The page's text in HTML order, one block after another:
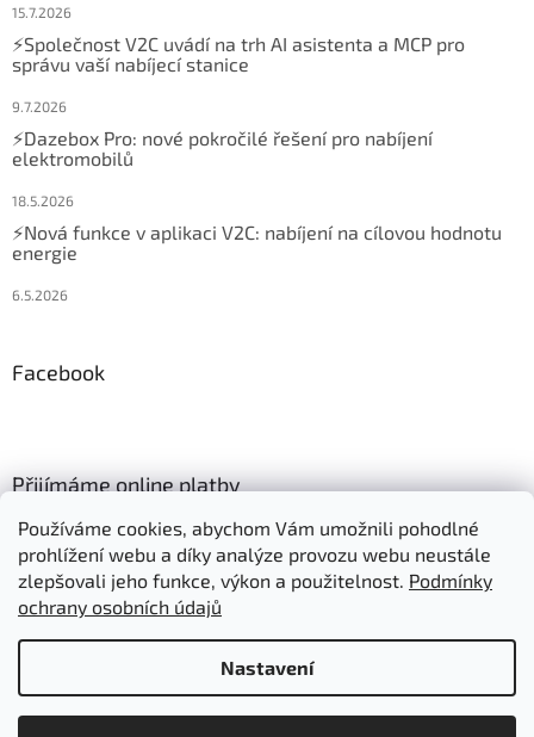
Používáme cookies, abychom Vám umožnili pohodlné
prohlížení webu a díky analýze provozu webu neustále
zlepšovali jeho funkce, výkon a použitelnost. Podmínky
ochrany osobních údajů
Nastavení
Položky označené "Skladem" expedujeme:
15.7.2026
⚡Společnost V2C uvádí na trh AI asistenta a MCP pro
správu vaší nabíjecí stanice
9.7.2026
⚡Dazebox Pro: nové pokročilé řešení pro nabíjení
elektromobilů
18.5.2026
⚡Nová funkce v aplikaci V2C: nabíjení na cílovou hodnotu
energie
6.5.2026
Facebook
Přijímáme online platby